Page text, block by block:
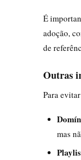
É
adoção,
de
Outras
Para
mas